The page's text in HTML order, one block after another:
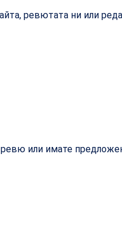
ревютата ни или
или имате